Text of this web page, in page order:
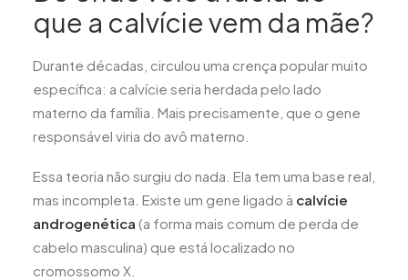
que a calvície vem da mãe?
Durante décadas, circulou uma crença popular muito
específica: a calvície seria herdada pelo lado
materno da família. Mais precisamente, que o gene
responsável viria do avô materno.
Essa teoria não surgiu do nada. Ela tem uma base real,
mas incompleta. Existe um gene ligado à calvície
androgenética (a forma mais comum de perda de
cabelo masculina) que está localizado no
cromossomo X.